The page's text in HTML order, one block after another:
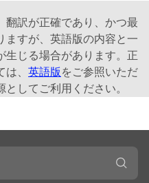
翻訳が正確であり、かつ最
ますが、英語版の内容と一
生じる場合があります。正
、 英語版をご参照いただ
してご利用ください。